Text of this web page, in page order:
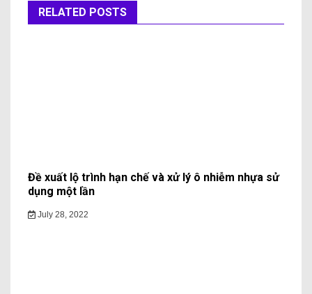
RELATED POSTS
Đề xuất lộ trình hạn chế và xử lý ô nhiễm nhựa sử
dụng một lần
July 28, 2022